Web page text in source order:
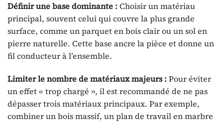
Définir une base dominante :Choisir un matériau
principal, souvent celui qui couvre la plus grande
surface, comme un parquet en bois clair ou un sol en
pierre naturelle. Cette base ancre la pièce et donne un
fil conducteur à l’ensemble.
Limiter le nombre de matériaux majeurs :Pour éviter
un effet « trop chargé », il est recommandé de ne pas
dépasser trois matériaux principaux. Par exemple,
combiner un bois massif, un plan de travail en marbre